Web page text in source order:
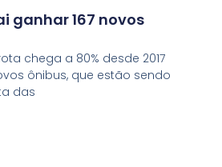
ganhar 167 novos
chega a 80% desde 2017
ônibus, que estão sendo
das